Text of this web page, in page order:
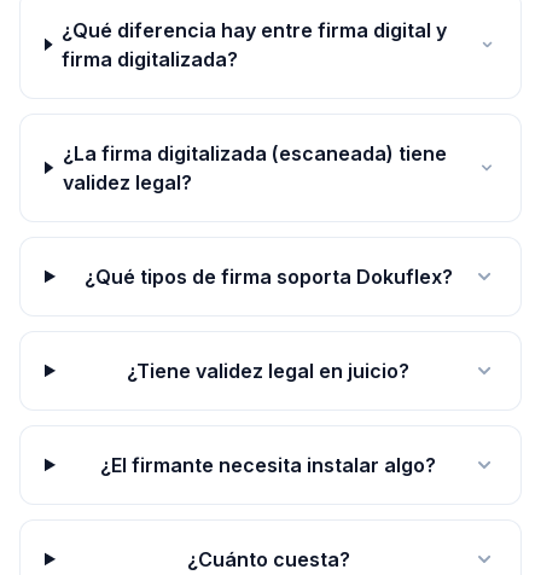
¿Qué diferencia hay entre firma digital y
firma digitalizada?
¿La firma digitalizada (escaneada) tiene
validez legal?
¿Qué tipos de firma soporta Dokuflex?
¿Tiene validez legal en juicio?
¿El firmante necesita instalar algo?
¿Cuánto cuesta?